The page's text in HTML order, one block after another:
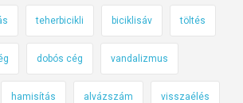
teherbicikli biciklisáv töltés
dobós cég vandalizmus
hamisítás alvázszám visszaélés